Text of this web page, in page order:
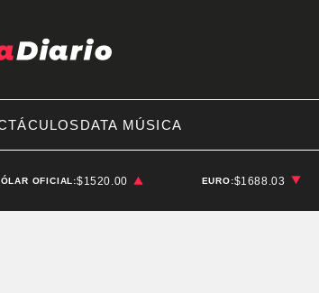
DATA MÚSICA
PLATAOFICIAL:$1520.00 EURO:$1688.03